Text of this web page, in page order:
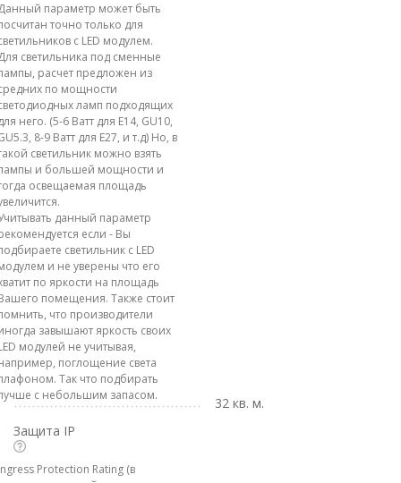
параметр может быть
точно только для
с LED модулем.
светильника под сменные
расчет предложен из
по мощности
ламп подходящих
него. (5-6 Ватт для E14, GU10,
8-9 Ватт для E27, и т.д) Но, в
светильник можно взять
и большей мощности и
освещаемая площадь
данный параметр
если - Вы
светильник с LED
и не уверены что его
по яркости на площадь
помещения. Также стоит
что производители
завышают яркость своих
модулей не учитывая,
поглощение света
Так что подбирать
с небольшим запасом.
32 кв. м.
Защита IP
Protection Rating (в